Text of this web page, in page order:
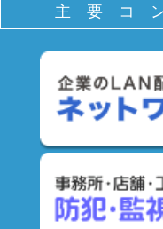
主要コ